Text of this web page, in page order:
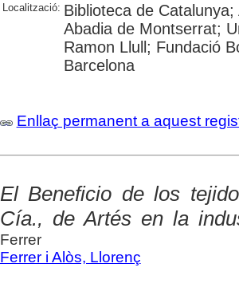
Localització: Biblioteca de
Abadia de Montserrat;
Ramon Llull; Fundació
Barcelona
Enllaç permanent a aquest
El Beneficio de los
Cía., de Artés en la
Ferrer
Ferrer i Alòs, Llorenç